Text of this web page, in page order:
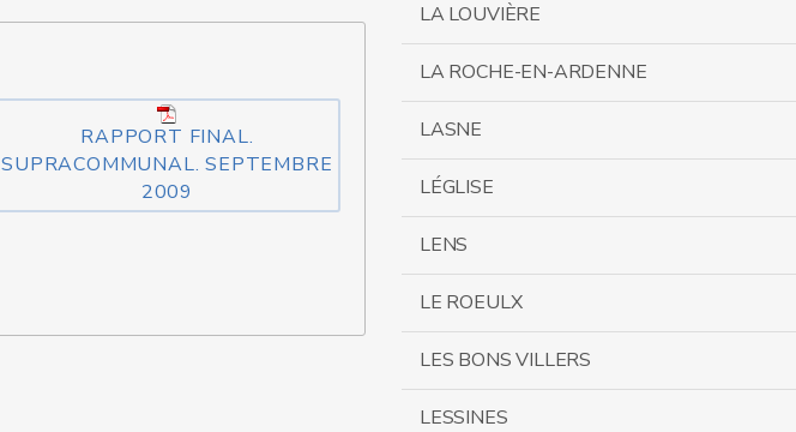
RAPPORT FINAL.
SUPRACOMMUNAL. SEPTEMBRE
2009
LA LOUVIÈRE
LA ROCHE-EN-ARDENNE
LASNE
LÉGLISE
LENS
LE ROEULX
LES BONS VILLERS
LESSINES